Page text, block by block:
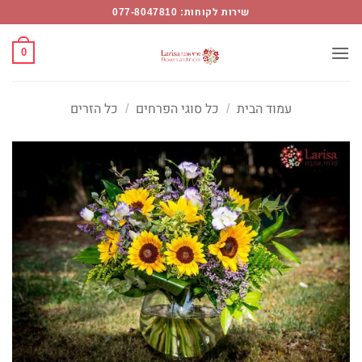
content
שירות לקוחות: 077-8047810
0
עמוד הבית / כל סוגי הפרחים / כל הזרים